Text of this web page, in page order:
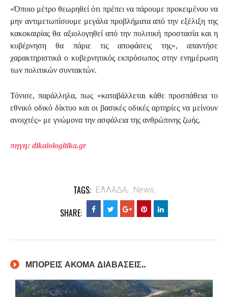
«Όποιο μέτρο θεωρηθεί ότι πρέπει να πάρουμε προκειμένου να
μην αντιμετωπίσουμε μεγάλα προβλήματα από την εξέλιξη της
κακοκαιρίας θα αξιολογηθεί από την πολιτική προστασία και η
κυβέρνηση θα πάριε τις αποφάσεις της», απαντήσε
χαρακτηριστικά ο κυβερνητικός εκπρόσωπος στην ενημέρωση
των πολιτικών συντακτών.
Τόνισε, παράλληλα, πως «καταβάλλεται κάθε προσπάθεια το
εθνικό οδικό δίκτυο και οι βασικές οδικές αρτηρίες να μείνουν
ανοιχτές» με γνώμονα την ασφάλεια της ανθρώπινης ζωής.
πηγη: dikaiologitika.gr
TAGS: ΕΛΛΑΔΑ, News,
SHARE:
ΜΠΟΡΕΙΣ ΑΚΟΜΑ ΔΙΑΒΑΣΕΙΣ..